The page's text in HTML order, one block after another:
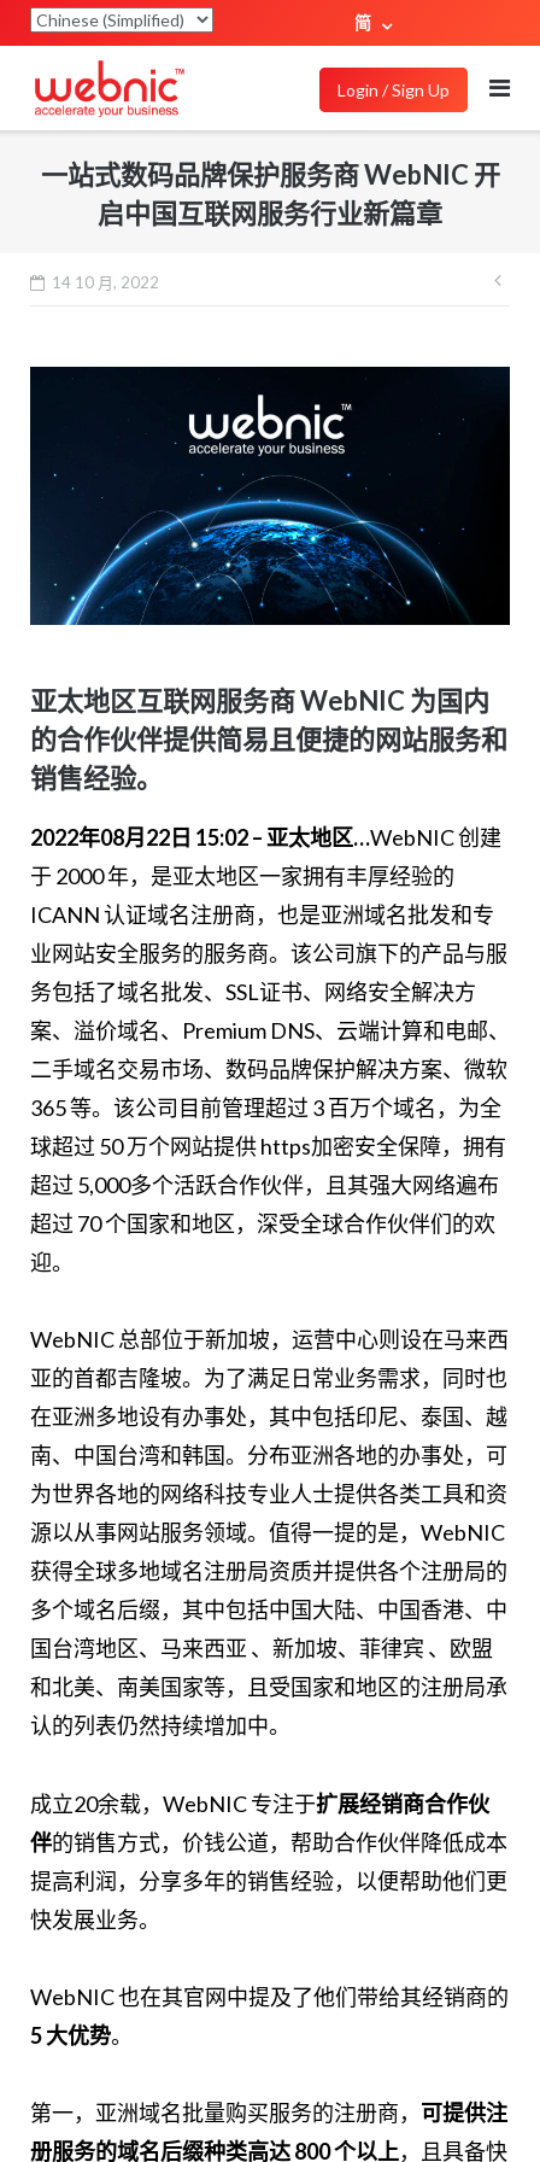
简
Login / Sign Up
一站式数码品牌保护服务商 WebNIC 开
启中国互联网服务行业新篇章
14 10 月, 2022
亚太地区互联网服务商 WebNIC 为国内
的合作伙伴提供简易且便捷的网站服务和
销售经验。
2022年08月22日 15:02 – 亚太地区…WebNIC 创建
于 2000 年，是亚太地区一家拥有丰厚经验的
ICANN 认证域名注册商，也是亚洲域名批发和专
业网站安全服务的服务商。该公司旗下的产品与服
务包括了域名批发、SSL证书、网络安全解决方
案、溢价域名、Premium DNS、云端计算和电邮、
二手域名交易市场、数码品牌保护解决方案、微软
365 等。该公司目前管理超过 3 百万个域名，为全
球超过 50 万个网站提供 https加密安全保障，拥有
超过 5,000多个活跃合作伙伴，且其强大网络遍布
超过 70 个国家和地区，深受全球合作伙伴们的欢
迎。
WebNIC 总部位于新加坡，运营中心则设在马来西
亚的首都吉隆坡。为了满足日常业务需求，同时也
在亚洲多地设有办事处，其中包括印尼、泰国、越
南、中国台湾和韩国。分布亚洲各地的办事处，可
为世界各地的网络科技专业人士提供各类工具和资
源以从事网站服务领域。值得一提的是，WebNIC
获得全球多地域名注册局资质并提供各个注册局的
多个域名后缀，其中包括中国大陆、中国香港、中
国台湾地区、马来西亚 、新加坡、菲律宾 、欧盟
和北美、南美国家等，且受国家和地区的注册局承
认的列表仍然持续增加中。
成立20余载，WebNIC 专注于扩展经销商合作伙
伴的销售方式，价钱公道，帮助合作伙伴降低成本
提高利润，分享多年的销售经验，以便帮助他们更
快发展业务。
WebNIC 也在其官网中提及了他们带给其经销商的
5 大优势。
第一，亚洲域名批量购买服务的注册商， 可提供注
册服务的域名后缀种类高达 800 个以上，且具备快